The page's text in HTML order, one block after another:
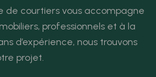
de courtiers vous accompagne
professionnels et à la
d’expérience, nous trouvons
projet.